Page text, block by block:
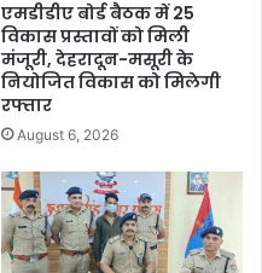
एमडीडीए बोर्ड बैठक में 25
विकास प्रस्तावों को मिली
मंजूरी, देहरादून-मसूरी के
नियोजित विकास को मिलेगी
रफ्तार
August 6, 2026